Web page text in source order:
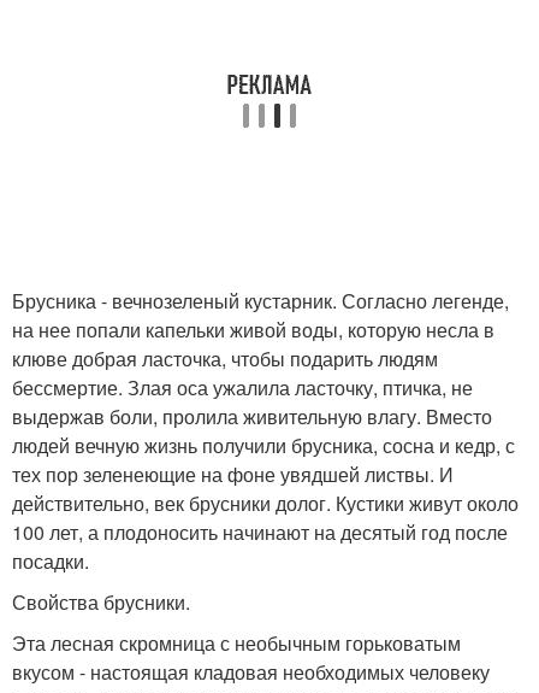
Брусника - вечнозеленый кустарник. Согласно легенде,
на нее попали капельки живой воды, которую несла в
клюве добрая ласточка, чтобы подарить людям
бессмертие. Злая оса ужалила ласточку, птичка, не
выдержав боли, пролила живительную влагу. Вместо
людей вечную жизнь получили брусника, сосна и кедр, с
тех пор зеленеющие на фоне увядшей листвы. И
действительно, век брусники долог. Кустики живут около
100 лет, а плодоносить начинают на десятый год после
посадки.
Свойства брусники.
Эта лесная скромница с необычным горьковатым
вкусом - настоящая кладовая необходимых человеку